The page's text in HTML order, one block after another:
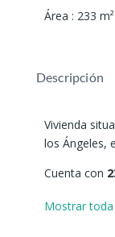
Área : 233 m²
Descripción
Vivienda
los Ángeles,
Cuenta con
cocina
Mostrar